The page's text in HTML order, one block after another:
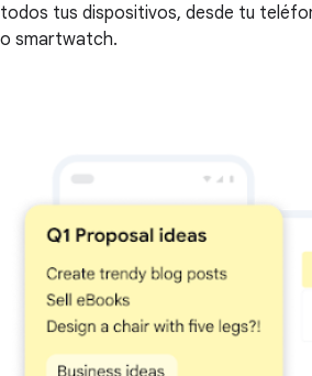
todos tus dispositivos, desde tu
o smartwatch.